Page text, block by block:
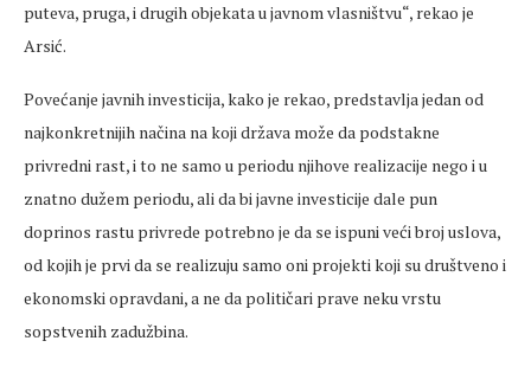
puteva, pruga, i drugih objekata u javnom vlasništvu“, rekao je
Arsić.
Povećanje javnih investicija, kako je rekao, predstavlja jedan od
najkonkretnijih načina na koji država može da podstakne
privredni rast, i to ne samo u periodu njihove realizacije nego i u
znatno dužem periodu, ali da bi javne investicije dale pun
doprinos rastu privrede potrebno je da se ispuni veći broj uslova,
od kojih je prvi da se realizuju samo oni projekti koji su društveno i
ekonomski opravdani, a ne da političari prave neku vrstu
sopstvenih zadužbina.